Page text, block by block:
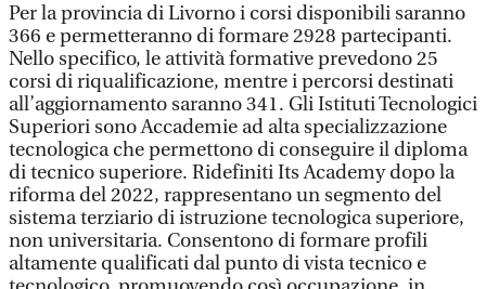
Per la provincia di Livorno i corsi disponibili saranno
366 e permetteranno di formare 2928 partecipanti.
Nello specifico, le attività formative prevedono 25
corsi di riqualificazione, mentre i percorsi destinati
all’aggiornamento saranno 341. Gli Istituti Tecnologici
Superiori sono Accademie ad alta specializzazione
tecnologica che permettono di conseguire il diploma
di tecnico superiore. Ridefiniti Its Academy dopo la
riforma del 2022, rappresentano un segmento del
sistema terziario di istruzione tecnologica superiore,
non universitaria. Consentono di formare profili
altamente qualificati dal punto di vista tecnico e